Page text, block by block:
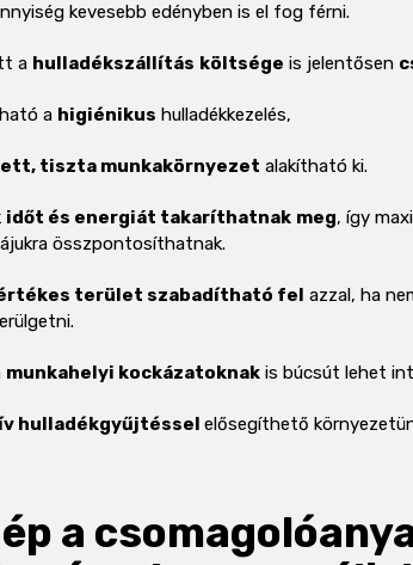
kevesebb edényben is el fog férni.
a hulladékszállítás költsége is jelentősen
a higiénikus hulladékkezelés,
tiszta munkakörnyezet alakítható ki.
időt és energiát takaríthatnak meg, így
összpontosíthatnak.
terület szabadítható fel azzal, ha
munkahelyi kockázatoknak is búcsút lehet
hulladékgyűjtéssel elősegíthető
a